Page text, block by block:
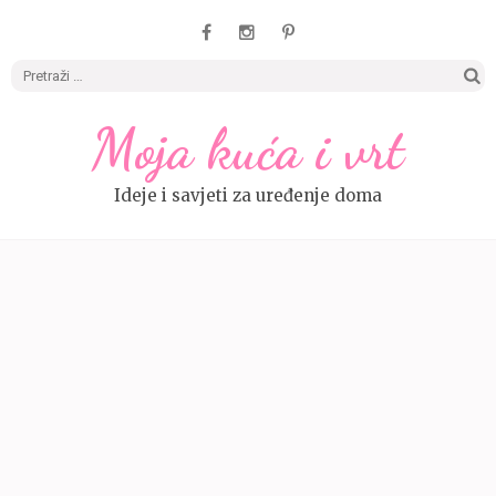
Moja kuća i vrt
Ideje i savjeti za uređenje doma